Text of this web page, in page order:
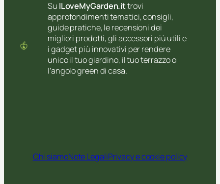
Su ILoveMyGarden.ittrovi
approfondimenti tematici, consigli,
guide pratiche, le recensioni dei
migliori prodotti, gli accessori più utili e
i gadget più innovativi per rendere
unico il tuo giardino, il tuo terrazzo o
l’angolo green di casa.
Chi siamoNote LegaliPrivacy e cookie policy